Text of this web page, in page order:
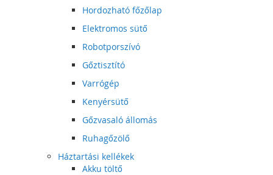
Hordozható főzőlap
Elektromos sütő
Robotporszívó
Gőztisztító
Varrógép
Kenyérsütő
Gőzvasaló állomás
Ruhagőzölő
Háztartási kellékek
Akku töltő